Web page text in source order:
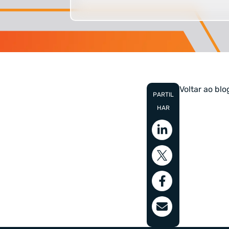
PARTIL
HAR
Voltar ao